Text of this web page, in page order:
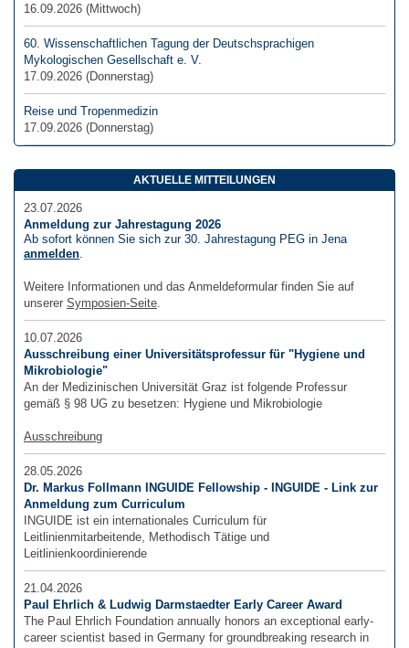
16.09.2026 (Mittwoch)
60. Wissenschaftlichen Tagung der Deutschsprachigen
Mykologischen Gesellschaft e. V.
17.09.2026 (Donnerstag)
Reise und Tropenmedizin
17.09.2026 (Donnerstag)
AKTUELLE MITTEILUNGEN
23.07.2026
Anmeldung zur Jahrestagung 2026
Ab sofort können Sie sich zur 30. Jahrestagung PEG in Jena
anmelden.
Weitere Informationen und das Anmeldeformular finden Sie auf
unserer Symposien-Seite.
10.07.2026
Ausschreibung einer Universitätsprofessur für "Hygiene und
Mikrobiologie"
An der Medizinischen Universität Graz ist folgende Professur
gemäß § 98 UG zu besetzen: Hygiene und Mikrobiologie
Ausschreibung
28.05.2026
Dr. Markus Follmann INGUIDE Fellowship - INGUIDE - Link zur
Anmeldung zum Curriculum
INGUIDE ist ein internationales Curriculum für
Leitlinienmitarbeitende, Methodisch Tätige und
Leitlinienkoordinierende
21.04.2026
Paul Ehrlich & Ludwig Darmstaedter Early Career Award
The Paul Ehrlich Foundation annually honors an exceptional early-
career scientist based in Germany for groundbreaking research in